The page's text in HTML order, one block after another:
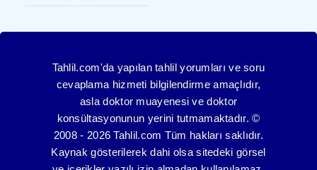
Tahlil.com'da yapılan tahlil yorumları ve soru
cevaplama hizmeti bilgilendirme amaçlıdır,
asla doktor muayenesi ve doktor
konsültasyonunun yerini tutmamaktadır. ©
2008 - 2026 Tahlil.com Tüm hakları saklıdır.
Kaynak gösterilerek dahi olsa sitedeki görsel